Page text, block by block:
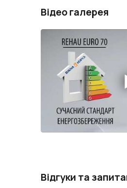
Відео галерея
Відгуки та